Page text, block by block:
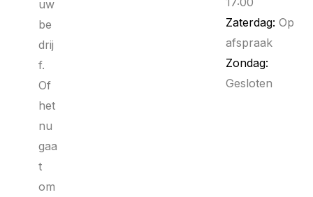
uw
be
drij
f.
Of
het
nu
gaa
t
om
Zaterdag: Op
afspraak
Zondag:
Gesloten